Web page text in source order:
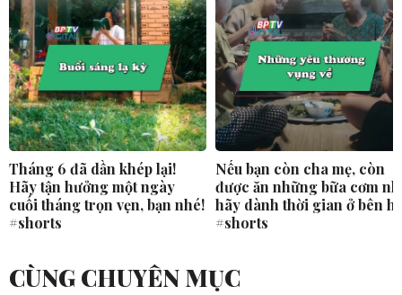
Tháng 6 đã dần khép lại!
Hãy tận hưởng một ngày
cuối tháng trọn vẹn, bạn nhé!
#shorts
Nếu bạn còn cha mẹ, còn
được ăn những bữa cơm
hãy dành thời gian ở bên
#shorts
CÙNG CHUYÊN MỤC